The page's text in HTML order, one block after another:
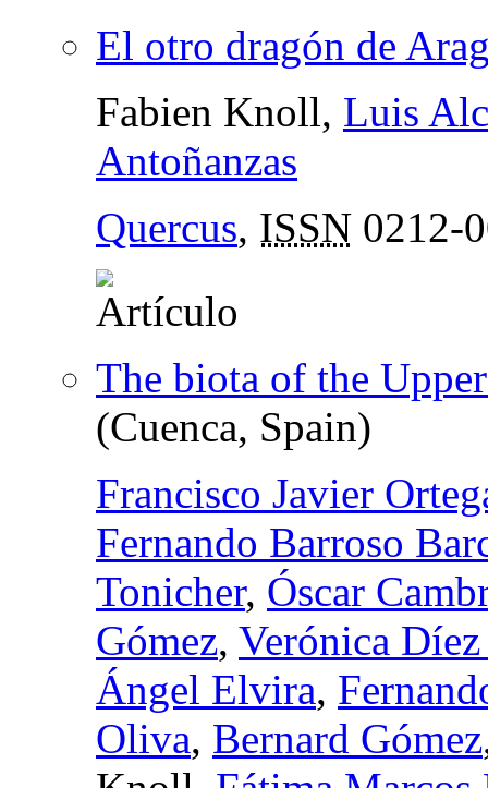
El otro dragón de
Fabien Knoll, Luis
Antoñanzas
Quercus, ISSN 0212-
The biota of the
(Cuenca, Spain)
Francisco Javier
Fernando Barroso
Tonicher, Óscar
Gómez, Verónica
Ángel Elvira,
Oliva, Bernard Gómez